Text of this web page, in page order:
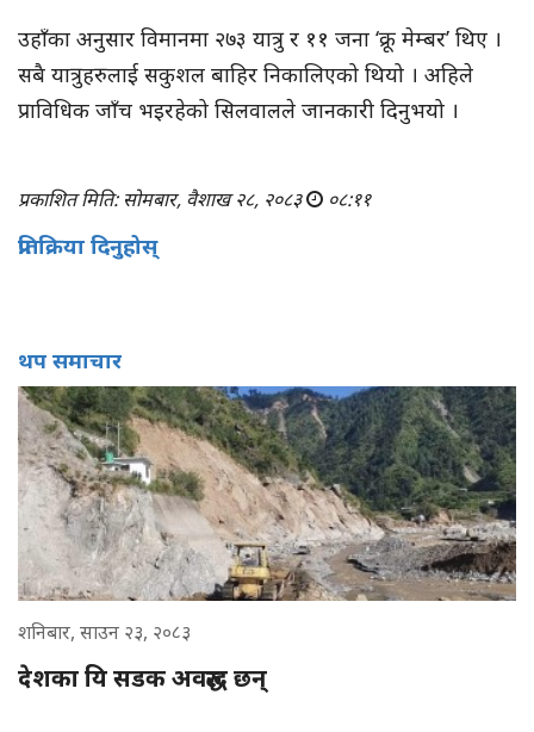
उहाँका अनुसार विमानमा २७३ यात्रु र ११ जना ‘क्रू मेम्बर’ थिए ।
सबै यात्रुहरुलाई सकुशल बाहिर निकालिएको थियो । अहिले
प्राविधिक जाँच भइरहेको सिलवालले जानकारी दिनुभयो ।
प्रकाशित मिति: सोमबार, वैशाख २८, २०८३ ०८:११
प्रतिक्रिया दिनुहोस्
थप समाचार
शनिबार, साउन २३, २०८३
देशका यि सडक अवरुद्ध छन्